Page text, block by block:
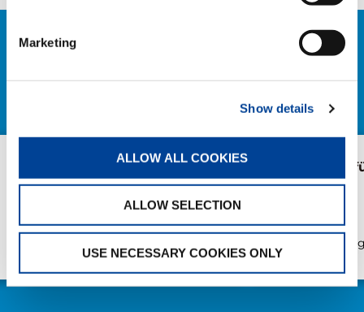
Marketing
Show details
ALLOW ALL COOKIES
ALLOW SELECTION
USE NECESSARY COOKIES ONLY
VERWANDTE NEWS
Abholung mit Nachwuchs:
Weiland übernimmt
weiteren Tadano AC
Juni/11/2026
AC 5.250L-2
Mai/28/2026